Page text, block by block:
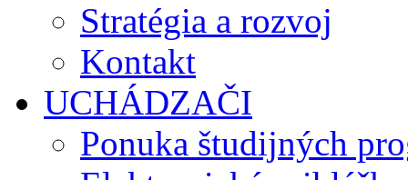
Stratégia a rozvoj
Kontakt
UCHÁDZAČI
Ponuka študijných